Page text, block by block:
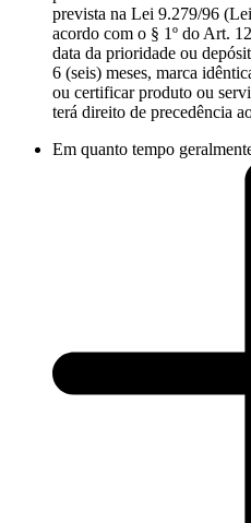
prevista na Lei 9.279/96
acordo com o § 1º do Art.
data da prioridade ou
6 (seis) meses, marca
ou certificar produto ou
terá direito de precedência
Em quanto tempo